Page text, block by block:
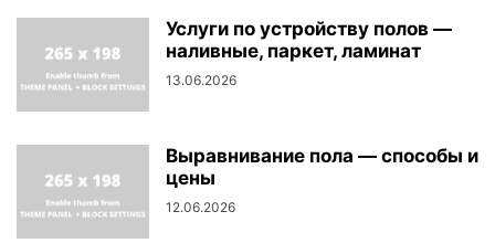
Услуги по устройству полов —
наливные, паркет, ламинат
13.06.2026
Выравнивание пола — способы и
цены
12.06.2026